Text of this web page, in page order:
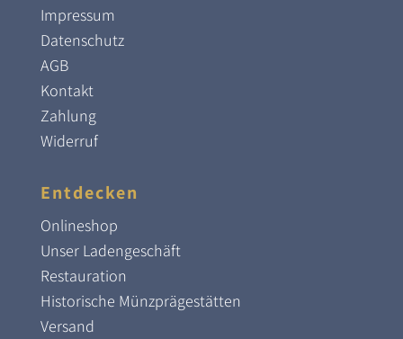
Impressum
Datenschutz
AGB
Kontakt
Zahlung
Widerruf
Entdecken
Onlineshop
Unser Ladengeschäft
Restauration
Historische Münzprägestätten
Versand